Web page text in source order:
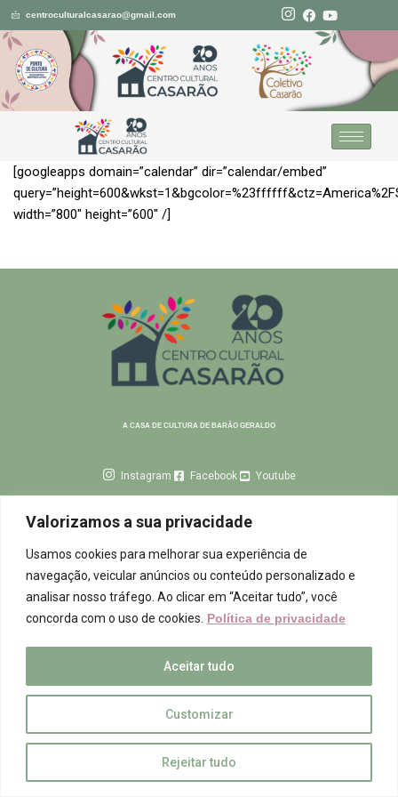
Valorizamos a sua privacidade
Usamos cookies para melhorar sua experiência de
navegação, veicular anúncios ou conteúdo personalizado e
analisar nosso tráfego. Ao clicar em “Aceitar tudo”, você
concorda com o uso de cookies. Política de privacidade
Customizar
Rejeitar tudo
Aceitar tudo
Pular
para
o
conteúdo
centroculturalcasarao@gmail.com
[googleapps domain=”calendar” dir=”calendar/embed”
width=”800″ height=”600″ /]
A CASA DE CULTURA DE BARÃO GERALDO
Instagram Facebook Youtube
ARTES MANUAISARTES MUSICAIS
CULTURAS POPULARES
AGROECOLOGIA
CONTATO
DESENVOLVIDO POR iDesign